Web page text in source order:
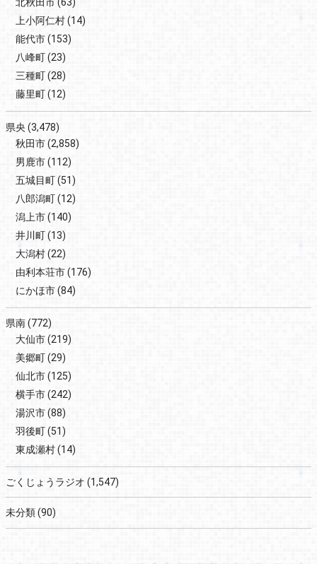
上小阿仁村(14)
能代市(153)
八峰町(23)
三種町(28)
藤里町(12)
県央 (3,478)
秋田市(2,858)
男鹿市(112)
五城目町(51)
八郎潟町(12)
潟上市(140)
井川町(13)
大潟村(22)
由利本荘市(176)
にかほ市(84)
県南(772)
大仙市(219)
美郷町(29)
仙北市(125)
横手市(242)
湯沢市(88)
羽後町(51)
東成瀬村(14)
ごくじょうラジオ (1,547)
未分類(90)